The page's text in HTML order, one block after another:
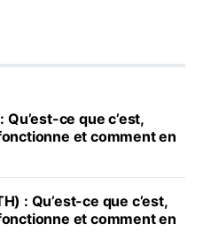
Qu’est-ce que c’est,
et comment en
: Qu’est-ce que c’est,
et comment en